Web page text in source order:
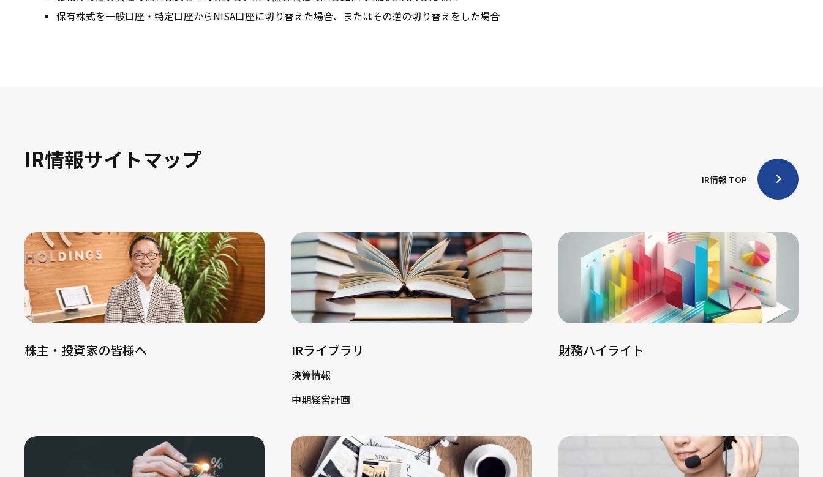
保有株式を一般口座・特定口座からNISA口座に切り替えた場合、またはその逆の切り替えをした場合
IR情報サイトマップ
IR情報 TOP
株主・投資家の皆様へ IRライブラリ
決算情報
中期経営計画
財務ハイライト